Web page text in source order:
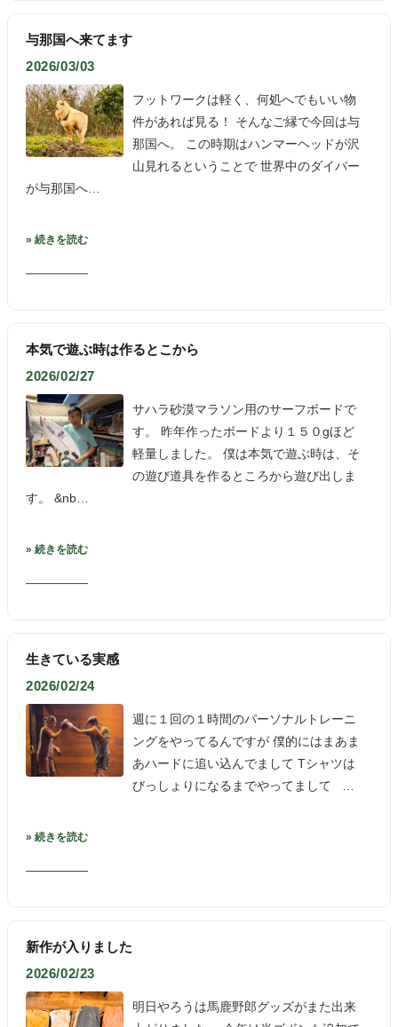
与那国へ来てます
2026/03/03
フットワークは軽く、何処へでもいい物
件があれば見る！ そんなご縁で今回は与
那国へ。 この時期はハンマーヘッドが沢
山見れるということで 世界中のダイバー
が与那国へ…
» 続きを読む
本気で遊ぶ時は作るとこから
2026/02/27
サハラ砂漠マラソン用のサーフボードで
す。 昨年作ったボードより１５０gほど
軽量しました。 僕は本気で遊ぶ時は、そ
の遊び道具を作るところから遊び出しま
す。 &nb…
» 続きを読む
生きている実感
2026/02/24
週に１回の１時間のパーソナルトレーニ
ングをやってるんですが 僕的にはまあま
あハードに追い込んでまして Tシャツは
びっしょりになるまでやってまして …
» 続きを読む
新作が入りました
2026/02/23
明日やろうは馬鹿野郎グッズがまた出来